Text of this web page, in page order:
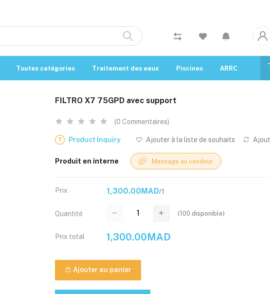
Toutes catégories Traitement des eaux Piscines ARROSAGE
FILTRO X7 75GPD avec support
(0 Commentaires)
Product Inquiry Ajouter à la liste de souhaits
Produit en interne Message au vendeur
Prix 1,300.00MAD/1
Quantité (100 disponible)
Prix ​​total 1,300.00MAD
Ajouter au panier